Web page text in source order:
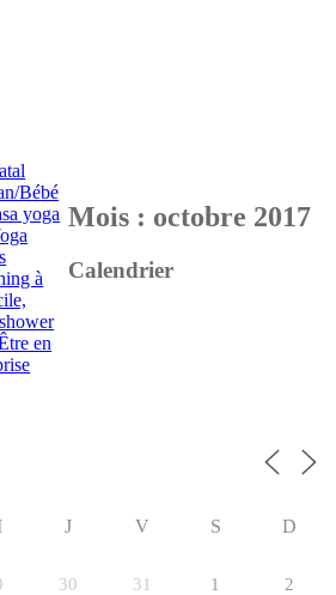
Bébé
yoga
à
en
Mois : octobre 2017
Calendrier
J V S D
30 31 1 2